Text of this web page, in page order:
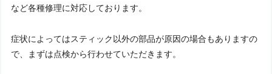
など各種修理に対応しております。
症状によってはスティック以外の部品が原因の場合もありますの
で、まずは点検から行わせていただきます。